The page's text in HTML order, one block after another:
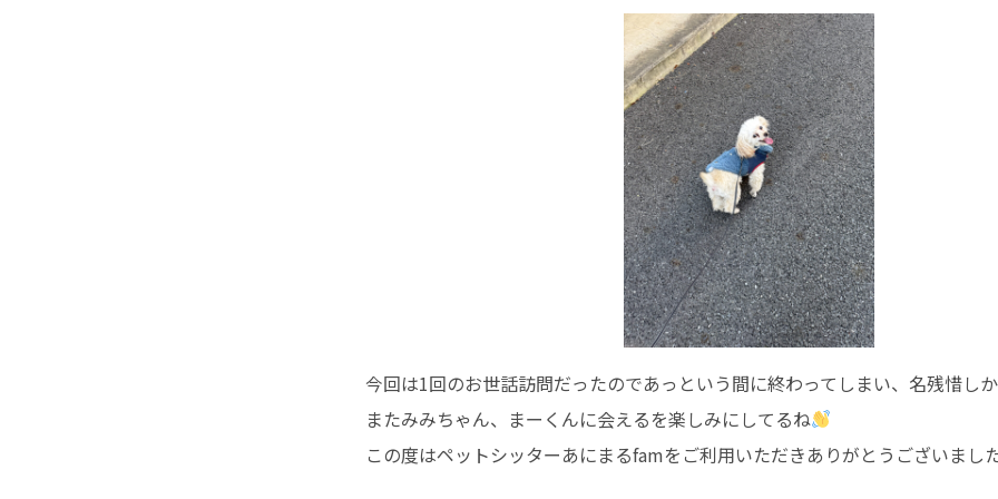
今回は1回のお世話訪問だったのであっという間に終わってしまい、名残惜し
またみみちゃん、まーくんに会えるを楽しみにしてるね
この度はペットシッターあにまるfamをご利用いただきありがとうございまし